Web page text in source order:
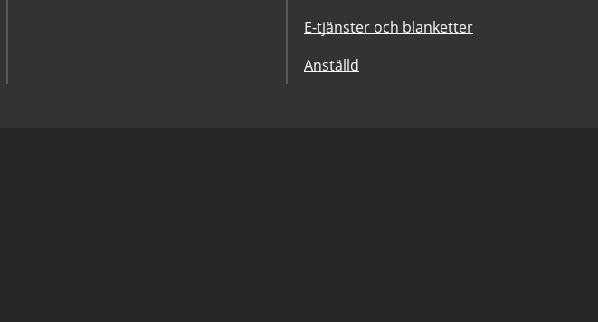
E-tjänster och blanketter
Anställd